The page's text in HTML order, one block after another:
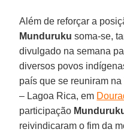
Além de reforçar a
Munduruku soma-se,
divulgado na semana
diversos povos
país que se reuniram na
– Lagoa Rica, em
participação
reivindicaram o fim da